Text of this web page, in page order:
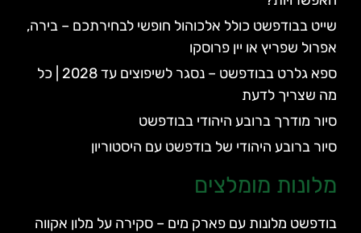
שייט בבודפשט כולל אלכוהול חופשי לבחירתכם – בירה,
אפרול שפריץ או יין פרוסקו
ספא גלרט בבודפשט – נסגר לשיפוצים עד 2028 | כל
מה שצריך לדעת
סיור מודרך ברובע היהודי בבודפשט
סיור ברובע היהודי של בודפשט עם היסטוריון
מלונות מומלצים
בודפשט מלונות עם פארק מים – סקירה על מלון אקווה